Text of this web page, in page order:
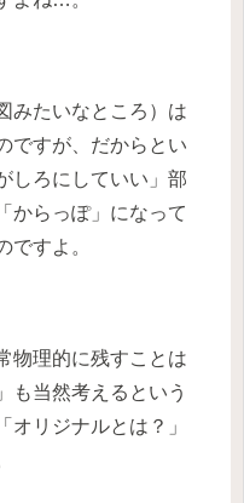
みたいなところ）は
ですが、だからとい
しろにしていい」部
からっぽ」になって
ですよ。
物理的に残すことは
も当然考えるという
オリジナルとは？」